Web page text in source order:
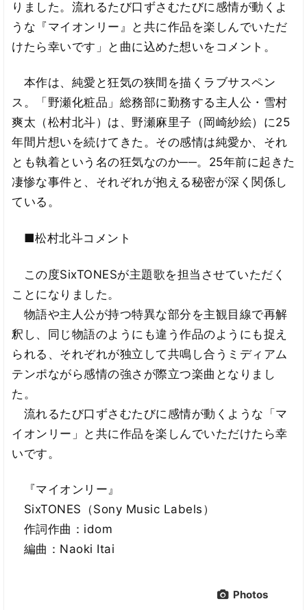
りました。流れるたび口ずさむたびに感情が動くよ
うな『マイオンリー』と共に作品を楽しんでいただ
けたら幸いです」と曲に込めた想いをコメント。
本作は、純愛と狂気の狭間を描くラブサスペン
ス。「野瀬化粧品」総務部に勤務する主人公・雪村
爽太（松村北斗）は、野瀬麻里子（岡崎紗絵）に25
年間片想いを続けてきた。その感情は純愛か、それ
とも執着という名の狂気なのか──。25年前に起きた
凄惨な事件と、それぞれが抱える秘密が深く関係し
ている。
■松村北斗コメント
この度SixTONESが主題歌を担当させていただく
ことになりました。
物語や主人公が持つ特異な部分を主観目線で再解
釈し、同じ物語のようにも違う作品のようにも捉え
られる、それぞれが独立して共鳴し合うミディアム
テンポながら感情の強さが際立つ楽曲となりまし
た。
流れるたび口ずさむたびに感情が動くような「マ
イオンリー」と共に作品を楽しんでいただけたら幸
いです。
『マイオンリー』
SixTONES（Sony Music Labels）
作詞作曲：idom
編曲：Naoki Itai
Photos